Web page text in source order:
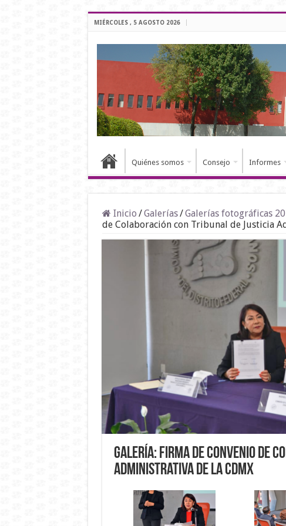
MIÉRCOLES , 5 AGOSTO 2026
Quiénes somos Consejo Informes
Inicio /Galerías/Galerías fotográficas
de Colaboración con Tribunal de Justicia
Galería: Firma de Convenio de
Administrativa de la CDMX